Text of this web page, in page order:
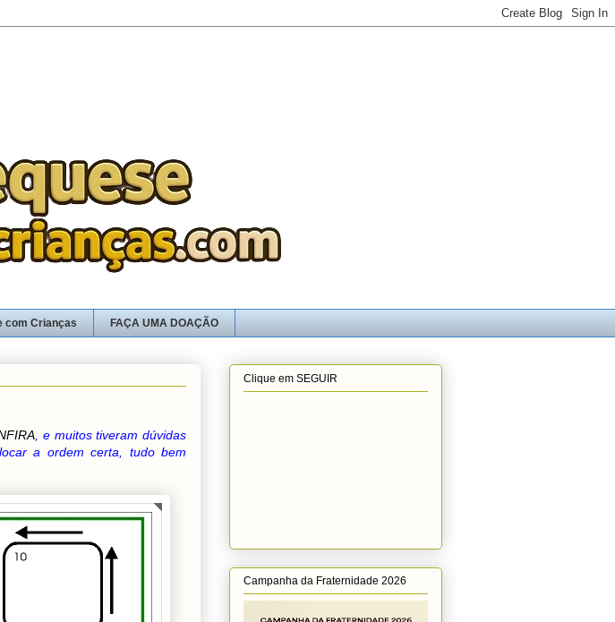
com Crianças FAÇA UMA DOAÇÃO
, e muitos tiveram dúvidas
a ordem certa, tudo bem
Clique em SEGUIR
Campanha da Fraternidade 2026